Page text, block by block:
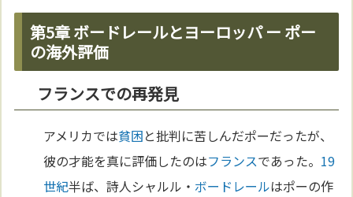
第5章 ボードレールとヨーロッパ ー ポー
の海外評価
フランスでの再発見
アメリカでは貧困と批判に苦しんだポーだったが、
彼の才能を真に評価したのはフランスであった。 19
世紀半ば、詩人シャルル・ ボードレールはポーの作